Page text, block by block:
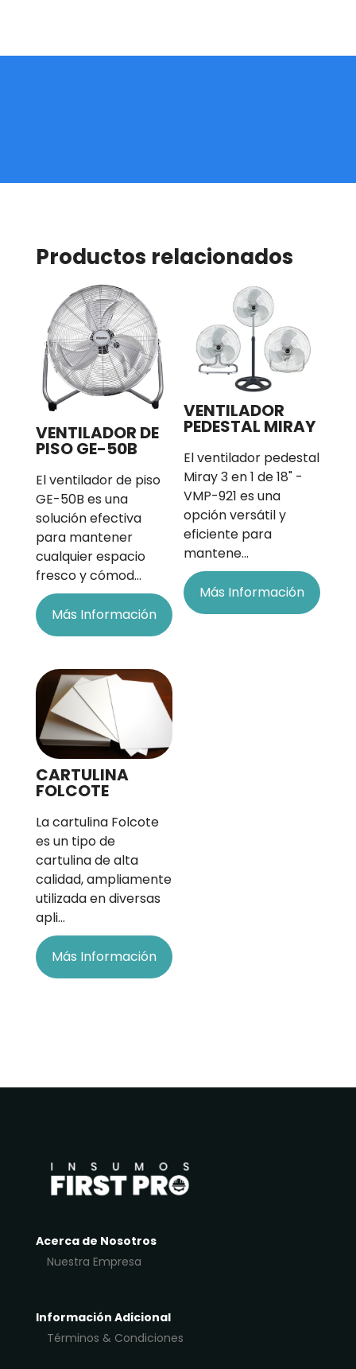
Productos relacionados
VENTILADOR DE
PISO GE-50B
El ventilador de piso
GE-50B es una
solución efectiva
para mantener
cualquier espacio
fresco y cómod…
Más Información
VENTILADOR
PEDESTAL MIRAY
El ventilador pedestal
Miray 3 en 1 de 18" -
VMP-921 es una
opción versátil y
eficiente para
mantene…
Más Información
CARTULINA
FOLCOTE
La cartulina Folcote
es un tipo de
cartulina de alta
calidad, ampliamente
utilizada en diversas
apli…
Más Información
Acerca de Nosotros
Nuestra Empresa
Información Adicional
Términos & Condiciones